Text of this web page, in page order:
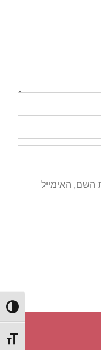
מתג
השם, האימייל